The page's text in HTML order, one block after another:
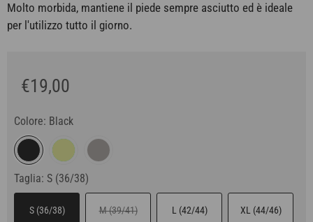
Molto morbida, mantiene il piede sempre asciutto ed è ideale
per l'utilizzo tutto il giorno.
€19,00
Colore: Black
Taglia: S (36/38)
S (36/38) M (39/41) L (42/44) XL (44/46)